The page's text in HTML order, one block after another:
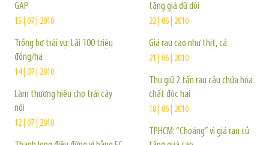
GAP
15 | 07 | 2010
Trồng bơ trái vụ: Lãi 100 triệu
đồng/ha
14 | 07 | 2010
Làm thương hiệu cho trái cây
nội
12 | 07 | 2010
tăng giá dữ dội
22 | 06 | 2010
Giá rau cao như thịt, cá
21 | 06 | 2010
Thu giữ 2 tấn rau câu chứa hóa
chất độc hại
18 | 06 | 2010
TPHCM: “Choáng” vì giá rau củ